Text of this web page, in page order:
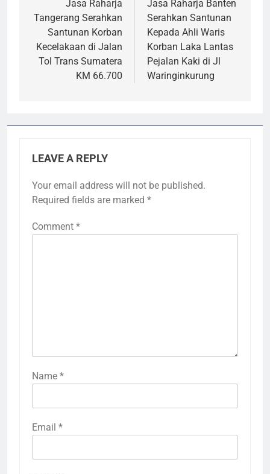
navigation
Jasa Raharja
Tangerang Serahkan
Santunan Korban
Kecelakaan di Jalan
Tol Trans Sumatera
KM 66.700
Jasa Raharja Banten
Serahkan Santunan
Kepada Ahli Waris
Korban Laka Lantas
Pejalan Kaki di Jl
Waringinkurung
LEAVE A REPLY
Your email address will not be published.
Required fields are marked *
Comment *
Name *
Email *